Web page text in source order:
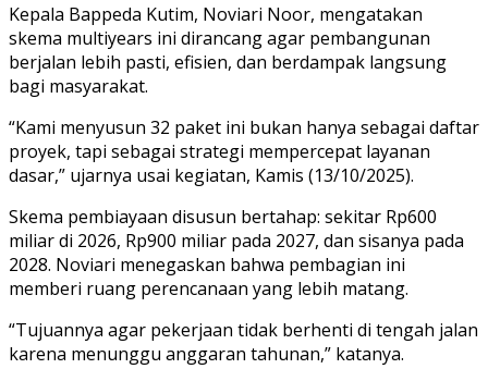
Kepala Bappeda Kutim, Noviari Noor, mengatakan
skema multiyears ini dirancang agar pembangunan
berjalan lebih pasti, efisien, dan berdampak langsung
bagi masyarakat.
“Kami menyusun 32 paket ini bukan hanya sebagai daftar
proyek, tapi sebagai strategi mempercepat layanan
dasar,” ujarnya usai kegiatan, Kamis (13/10/2025).
Skema pembiayaan disusun bertahap: sekitar Rp600
miliar di 2026, Rp900 miliar pada 2027, dan sisanya pada
2028. Noviari menegaskan bahwa pembagian ini
memberi ruang perencanaan yang lebih matang.
“Tujuannya agar pekerjaan tidak berhenti di tengah jalan
karena menunggu anggaran tahunan,” katanya.